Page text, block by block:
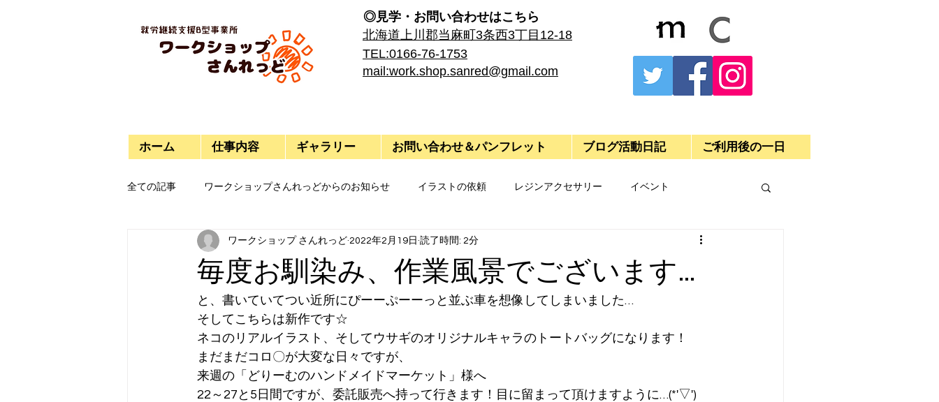
◎見学・​お問い合わせはこちら
​北海道上川郡当麻町3条西3丁目12-18
TEL:0166-76-1753
mail:work.shop.sanred@gmail.com
ホーム 仕事内容 ギャラリー お問い合わせ＆パンフレット ブログ活動日記 ご利用後の一日
全ての記事 ワークショップさんれっどからのお知らせ イラストの依頼 レジンアクセサリー イベント
今日のご飯 プラモデル
毎度お馴染み、作業風景でございます…
ワークショップ さんれっど 2022年2月19日 読了時間: 2分
と、書いていてつい近所にぴーーぷーーっと並ぶ車を想像してしまいました…
そしてこちらは新作です☆
ネコのリアルイラスト、そしてウサギのオリジナルキャラのトートバッグになります！
まだまだコロ〇が大変な日々ですが、
来週の「どりーむのハンドメイドマーケット」様へ
22～27と5日間ですが、委託販売へ持って行きます！目に留まって頂けますように…(*'▽')